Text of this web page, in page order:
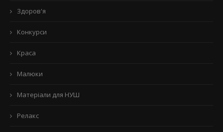
Здоров'я
Конкурси
Краса
Малюки
Матеріали для НУШ
Релакс